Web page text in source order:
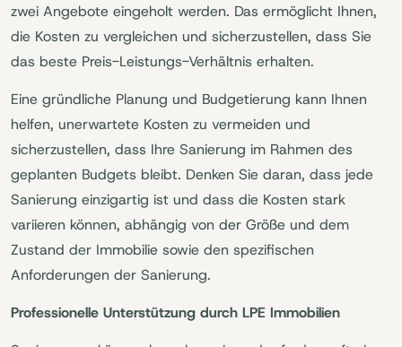
zwei Angebote eingeholt werden. Das ermöglicht Ihnen,
die Kosten zu vergleichen und sicherzustellen, dass Sie
das beste Preis-Leistungs-Verhältnis erhalten.
Eine gründliche Planung und Budgetierung kann Ihnen
helfen, unerwartete Kosten zu vermeiden und
sicherzustellen, dass Ihre Sanierung im Rahmen des
geplanten Budgets bleibt. Denken Sie daran, dass jede
Sanierung einzigartig ist und dass die Kosten stark
variieren können, abhängig von der Größe und dem
Zustand der Immobilie sowie den spezifischen
Anforderungen der Sanierung.
Professionelle Unterstützung durch LPE Immobilien